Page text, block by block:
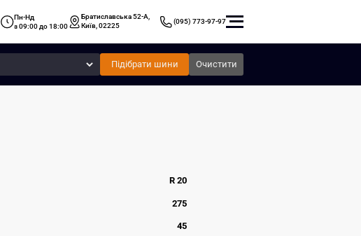
Пн-Нд
з 09:00 до 18:00
Братиславська 52-А,
Київ, 02225
(095) 773-97-97
Підібрати шини Очистити
R 20
275
45